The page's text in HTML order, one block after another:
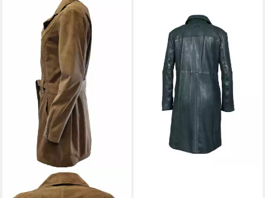
ZIMMERT LEATHER
Ledermantel UNA weiches
UVP299,95 €